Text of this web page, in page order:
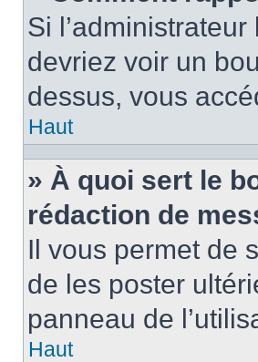
Si
devriez voir un
dessus, vous
Haut
» À quoi sert le
rédaction de
Il vous permet de
de les poster
panneau de
Haut